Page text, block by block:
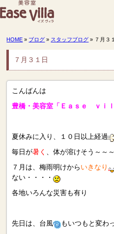
HOME » ブログ » スタッフブログ » ７月３
７月３１日
こんばんは
豊橋・美容室「Ｅａｓｅ ｖｉ
夏休みに入り、１０日以上経過
毎日が暑く
、体が溶けそう～～
７月は、梅雨明けからいきなり
ない・・・・
各地いろんな災害も有り
先日は、台風
もいつもと変わ